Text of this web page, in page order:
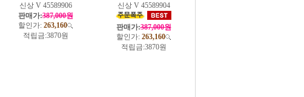
신상 V 45589906
판매가:387,000원
할인가: 263,160
적립금:3870원
신상 V 45589904
판매가:387,000원
할인가: 263,160
적립금:3870원